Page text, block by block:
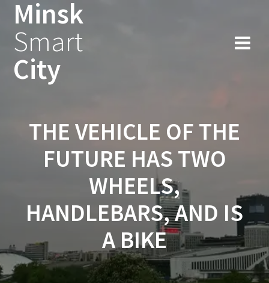
Minsk
Smart
City
THE VEHICLE OF THE
FUTURE HAS TWO
WHEELS,
HANDLEBARS, AND IS
A BIKE